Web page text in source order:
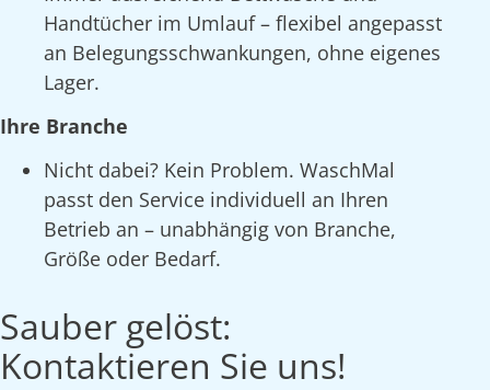
Handtücher im Umlauf – flexibel angepasst
an Belegungsschwankungen, ohne eigenes
Lager.
Ihre Branche
Nicht dabei? Kein Problem. WaschMal
passt den Service individuell an Ihren
Betrieb an – unabhängig von Branche,
Größe oder Bedarf.
Sauber gelöst:
Kontaktieren Sie uns!